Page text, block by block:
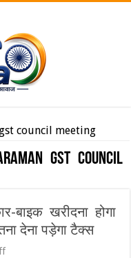
council meeting
gst council
बाइक खरीदना होगा
देना पड़ेगा टैक्स
on